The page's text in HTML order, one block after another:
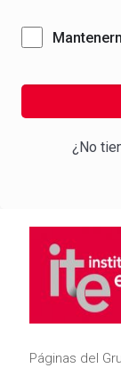
¿No
Páginas del